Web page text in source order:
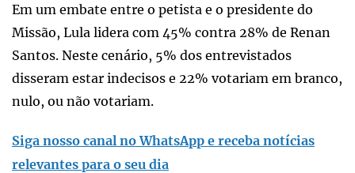
Em um embate entre o petista e o presidente do
Missão, Lula lidera com 45% contra 28% de Renan
Santos. Neste cenário, 5% dos entrevistados
disseram estar indecisos e 22% votariam em branco,
nulo, ou não votariam.
Siga nosso canal no WhatsApp e receba notícias
relevantes para o seu dia